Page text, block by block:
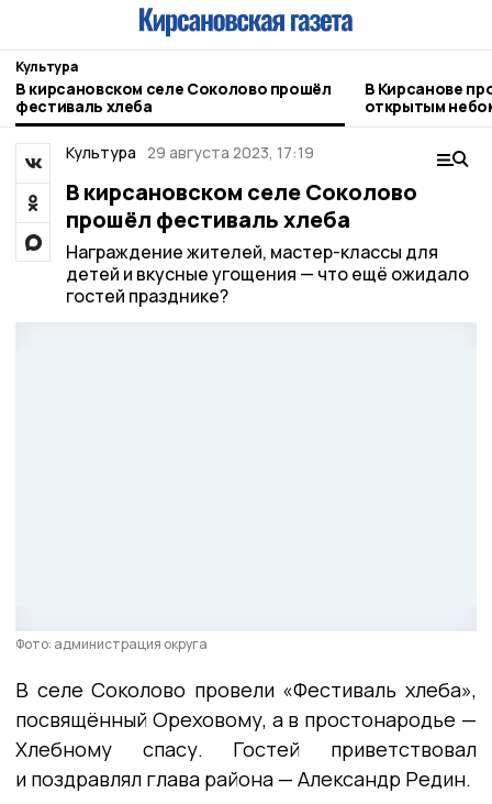
Культура
В кирсановском селе Соколово прошёл
фестиваль хлеба
В Кирсанове
открытым
Культура 29 августа 2023, 17:19
В кирсановском селе Соколово
прошёл фестиваль хлеба
Награждение жителей, мастер-классы для
детей и вкусные угощения — что ещё ожидало
гостей празднике?
Фото: администрация округа
В селе Соколово провели «Фестиваль хлеба»,
посвящённый Ореховому, а в простонародье —
Хлебному спасу. Гостей приветствовал
и поздравлял глава района — Александр Редин.